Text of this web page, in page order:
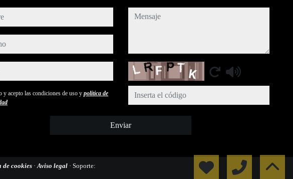
y acepto las condiciones de uso y política de
mensaje
Captcha
Enviar
de cookies ·Aviso legal · Soporte: